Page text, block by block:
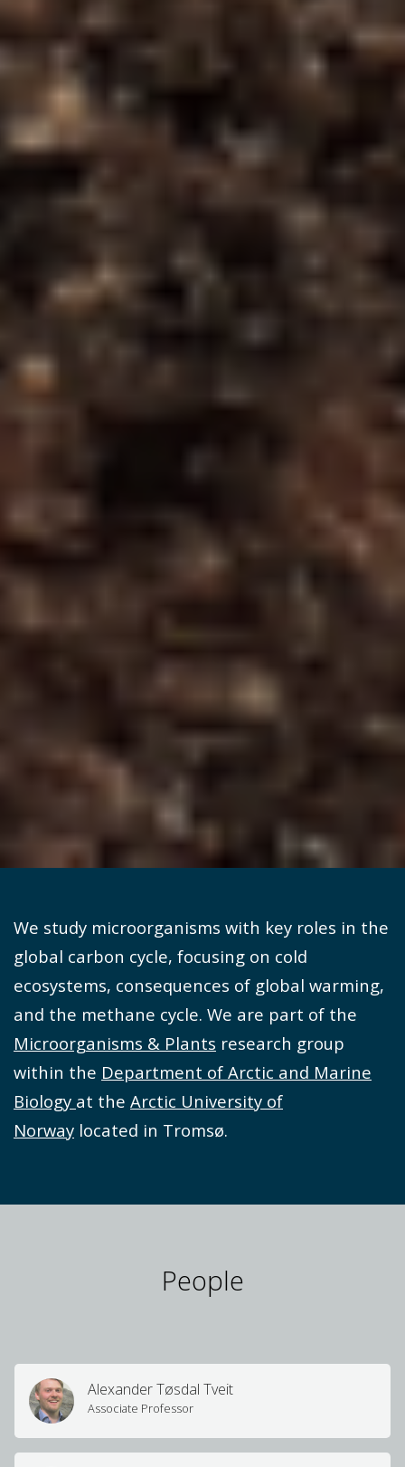
We study microorganisms with key roles in the
global carbon cycle, focusing on cold
ecosystems, consequences of global warming,
and the methane cycle. We are part of the
Microorganisms & Plants research group
within the Department of Arctic and Marine
Biology at the Arctic University of
Norway located in Tromsø.
People
Alexander Tøsdal Tveit
Associate Professor